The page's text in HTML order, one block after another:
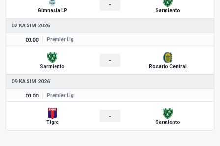
Gimnasia LP
-
Sarmiento
02 KASIM 2026
00.00 Premier Lig
Sarmiento
-
Rosario Central
09 KASIM 2026
00.00 Premier Lig
Tigre
-
Sarmiento